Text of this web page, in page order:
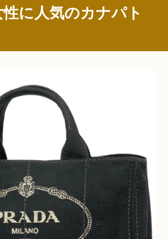
に人気のカナパト